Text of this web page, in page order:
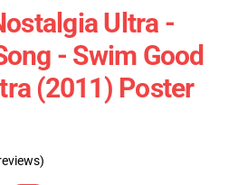
Ultra -
- Swim Good
(2011) Poster